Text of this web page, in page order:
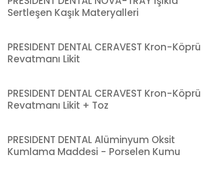
Sertleşen Kaşık Materyalleri
PRESIDENT DENTAL CERAVEST Kron-Köprü
Revatmanı Likit
PRESIDENT DENTAL CERAVEST Kron-Köprü
Revatmanı Likit + Toz
PRESIDENT DENTAL Alüminyum Oksit
Kumlama Maddesi - Porselen Kumu